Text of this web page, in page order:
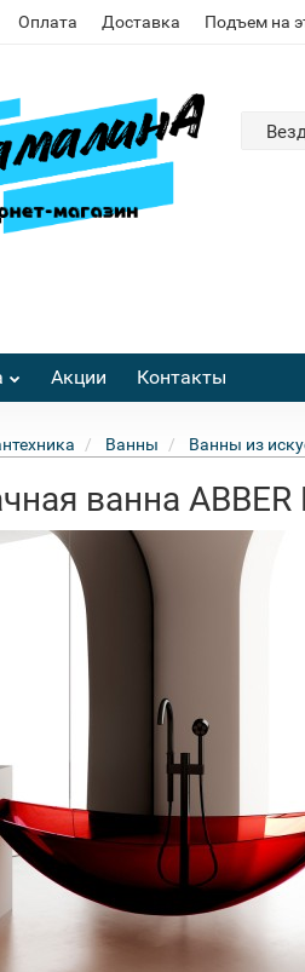
Оплата Доставка Подъем на
Акции Контакты
Ванны Ванны из
ванна